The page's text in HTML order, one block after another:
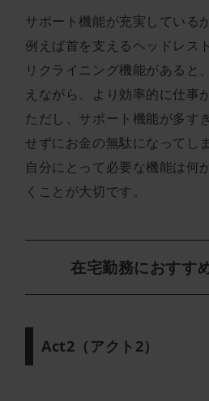
サポート機能が充実している
例えば首を支えるヘッドレス
リクライニング機能があると
えながら、より効率的に仕事
ただし、サポート機能が多す
せずにお金の無駄になってし
自分にとって必要な機能は何
くことが大切です。
在宅勤務におすす
Act2（アクト2）